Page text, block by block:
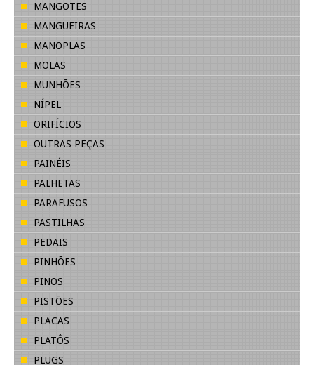
MANGOTES
MANGUEIRAS
MANOPLAS
MOLAS
MUNHÕES
NÍPEL
ORIFÍCIOS
OUTRAS PEÇAS
PAINÉIS
PALHETAS
PARAFUSOS
PASTILHAS
PEDAIS
PINHÕES
PINOS
PISTÕES
PLACAS
PLATÔS
PLUGS